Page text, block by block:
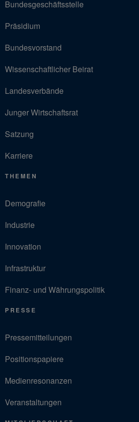
Bundesgeschäftsstelle
Präsidium
Bundesvorstand
Wissenschaftlicher Beirat
Landesverbände
Junger Wirtschaftsrat
Satzung
Karriere
THEMEN
Demografie
Industrie
Innovation
Infrastruktur
Finanz- und Währungspolitik
PRESSE
Pressemitteilungen
Positionspapiere
Medienresonanzen
Veranstaltungen